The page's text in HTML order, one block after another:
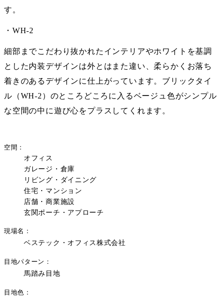
す。
・WH-2
細部までこだわり抜かれたインテリアやホワイトを基調
とした内装デザインは外とはまた違い、柔らかくお落ち
着きのあるデザインに仕上がっています。ブリックタイ
ル（WH-2）のところどころに入るベージュ色がシンプル
な空間の中に遊び心をプラスしてくれます。
空間
オフィス
ガレージ・倉庫
リビング・ダイニング
住宅・マンション
店舗・商業施設
玄関ポーチ・アプローチ
現場名
ベステック・オフィス株式会社
目地パターン
馬踏み目地
目地色